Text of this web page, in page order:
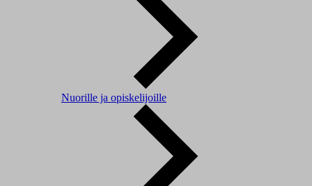
Nuorille ja opiskelijoille